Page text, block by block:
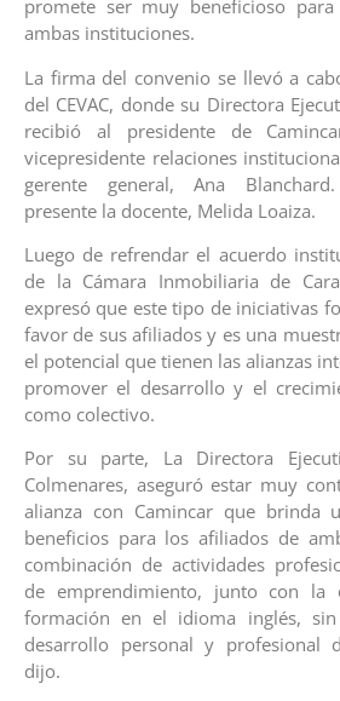
promete ser muy beneficioso
ambas instituciones.
La firma del convenio se llevó a
del CEVAC, donde su Directora
recibió al presidente de
vicepresidente relaciones
gerente general, Ana
presente la docente, Melida Loaiza.
Luego de refrendar el acuerdo
de la Cámara Inmobiliaria de
expresó que este tipo de iniciativas
favor de sus afiliados y es una
el potencial que tienen las alianzas
promover el desarrollo y el
como colectivo.
Por su parte, La Directora
Colmenares, aseguró estar muy
alianza con Camincar que brinda
beneficios para los afiliados de
combinación de actividades
de emprendimiento, junto con la
formación en el idioma inglés,
desarrollo personal y profesional
dijo.